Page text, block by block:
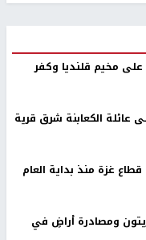
على مخيم قلنديا وكفر
عائلة الكعابنة شرق قرية
ومصادرة أراضٍ في